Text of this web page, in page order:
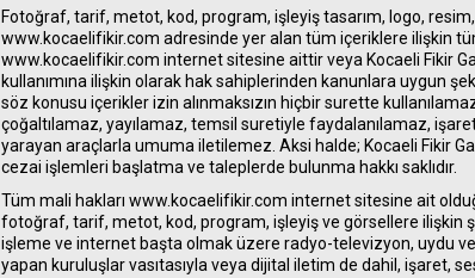
Fotoğraf, tarif, metot, kod, program, işleyiş tasarım, logo,
www.kocaelifikir.com adresinde yer alan tüm içeriklere ilişkin
www.kocaelifikir.com internet sitesine aittir veya Kocaeli Fikir
kullanımına ilişkin olarak hak sahiplerinden kanunlara uygun
söz konusu içerikler izin alınmaksızın hiçbir surette
çoğaltılamaz, yayılamaz, temsil suretiyle faydalanılamaz,
yarayan araçlarla umuma iletilemez. Aksi halde; Kocaeli Fikir
cezai işlemleri başlatma ve taleplerde bulunma hakkı saklıdır.
Tüm mali hakları www.kocaelifikir.com internet sitesine ait
fotoğraf, tarif, metot, kod, program, işleyiş ve görsellere ilişkin
işleme ve internet başta olmak üzere radyo-televizyon, uydu
yapan kuruluşlar vasıtasıyla veya dijital iletim de dahil, işaret,